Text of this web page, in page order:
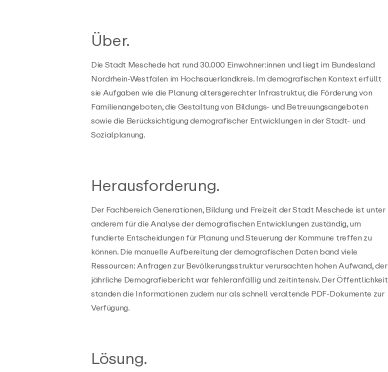
Über.
Die Stadt Meschede hat rund 30.000 Einwohner:innen und liegt im Bundesland
Nordrhein-Westfalen im Hochsauerlandkreis. Im demografischen Kontext erfüllt
sie Aufgaben wie die Planung altersgerechter Infrastruktur, die Förderung von
Familienangeboten, die Gestaltung von Bildungs- und Betreuungsangeboten
sowie die Berücksichtigung demografischer Entwicklungen in der Stadt- und
Sozialplanung.
Herausforderung.
Der Fachbereich Generationen, Bildung und Freizeit der Stadt Meschede ist unter
anderem für die Analyse der demografischen Entwicklungen zuständig, um
fundierte Entscheidungen für Planung und Steuerung der Kommune treffen zu
können. Die manuelle Aufbereitung der demografischen Daten band viele
Ressourcen: Anfragen zur Bevölkerungsstruktur verursachten hohen Aufwand, der
jährliche Demografiebericht war fehleranfällig und zeitintensiv. Der Öffentlichkeit
standen die Informationen zudem nur als schnell veraltende PDF-Dokumente zur
Verfügung.
Lösung.